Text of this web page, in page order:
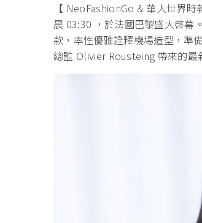
【 NeoFashionGo & 華人世界
晨 03:30 ，於法國巴黎盛大啓幕
款，率性優雅詮釋機場造型，準
總監 Olivier Rousteing 帶來的最